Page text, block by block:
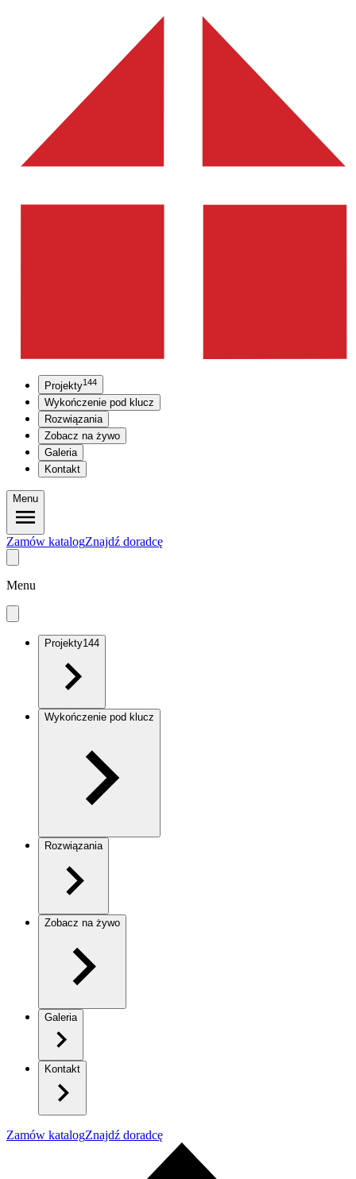
Projekty144
Wykończenie pod klucz
Rozwiązania
Zobacz na żywo
Galeria
Kontakt
Menu
Zamów katalogZnajdź doradcę
Menu
Projekty144
Wykończenie pod klucz
Rozwiązania
Zobacz na żywo
Galeria
Kontakt
Zamów katalogZnajdź doradcę